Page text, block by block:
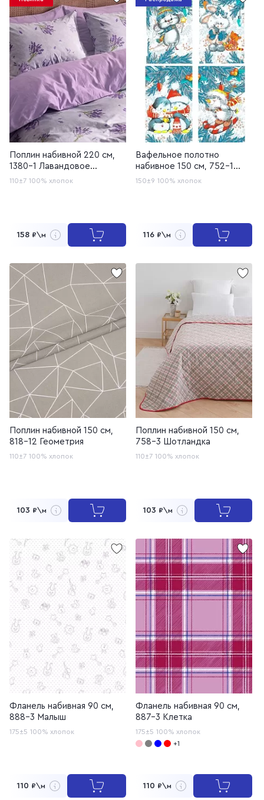
Поплин набивной 220 см,
1380-1 Лавандовое
кружево
110±7 100% хлопок
158 ₽\м
Вафельное полотно
набивное 150 см, 752-1
Зимние игрушки
150±9 100% хлопок
116 ₽\м
Поплин набивной 150 см,
818-12 Геометрия
110±7 100% хлопок
103 ₽\м
Поплин набивной 150 см,
758-3 Шотландка
110±7 100% хлопок
103 ₽\м
Фланель набивная 90 см,
888-3 Малыш
175±5 100% хлопок
110 ₽\м
Фланель набивная 90 см,
887-3 Клетка
175±5 100% хлопок
+1
110 ₽\м